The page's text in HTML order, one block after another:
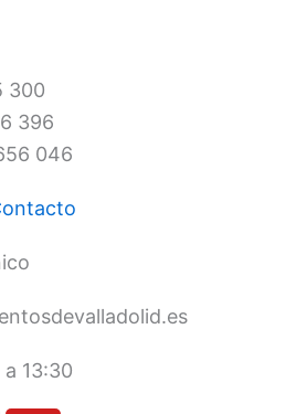
300
396
046
13:30